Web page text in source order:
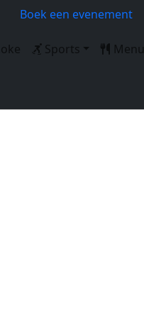
Boek een evenement
Sports Menu